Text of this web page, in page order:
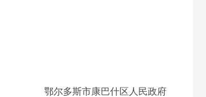
鄂尔多斯市康巴什区人民政府